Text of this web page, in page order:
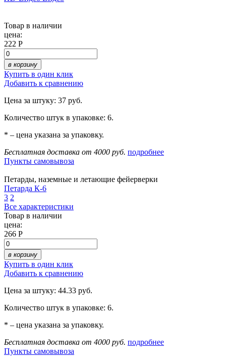
Товар в наличии
цена:
222 Р
в корзину
Купить в один клик
Добавить к сравнению
Цена за штуку: 37 руб.
Количество штук в упаковке: 6.
* – цена указана за упаковку.
Бесплатная доставка от 4000 руб. подробнее
Пункты самовывоза
Петарды, наземные и летающие фейерверки
Петарда К-6
3 2
Все характеристики
Товар в наличии
цена:
266 Р
в корзину
Купить в один клик
Добавить к сравнению
Цена за штуку: 44.33 руб.
Количество штук в упаковке: 6.
* – цена указана за упаковку.
Бесплатная доставка от 4000 руб. подробнее
Пункты самовывоза